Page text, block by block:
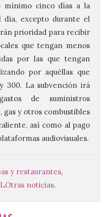
mínimo cinco días a la
día, excepto durante el
prioridad para recibir
que tengan menos
por las que tengan
por aquéllas que
300. La subvención irá
de suministros
gas y otros combustibles
así como al pago
audiovisuales.
y restaurantes,
Otras noticias.
y
de la
Courel, y
Roberto
en el
con motivo
por la
FIDMA es